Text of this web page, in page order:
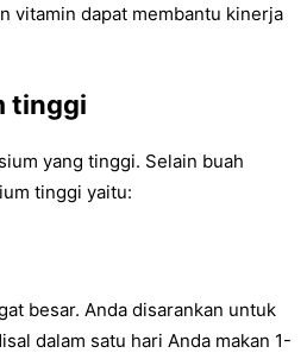
vitamin dapat membantu kinerja
tinggi
yang tinggi. Selain buah
tinggi yaitu:
besar. Anda disarankan untuk
dalam satu hari Anda makan 1-